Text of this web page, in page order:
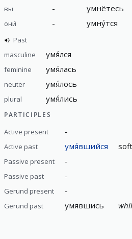
вы - умнётесь
они́ - умну́тся
Past
masculine
умя́лся
feminine умя́лась
neuter умя́лось
plural умя́лись
PARTICIPLES
Active present -
Active past умя́вшийся
Passive present -
Passive past -
Gerund present -
Gerund past умявшись